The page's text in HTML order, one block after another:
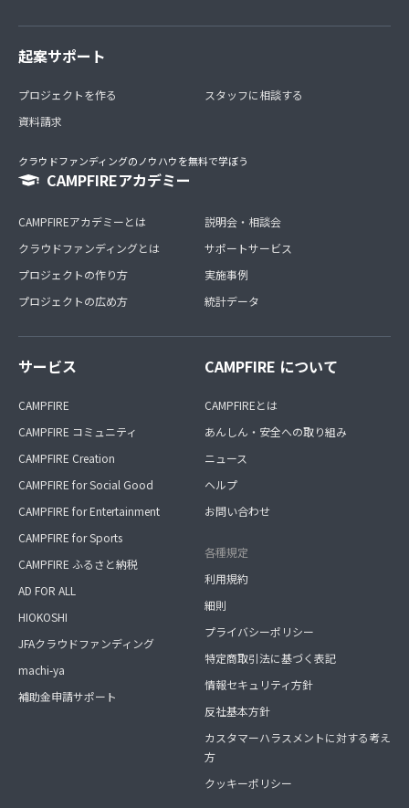
起案サポート
プロジェクトを作る
資料請求
スタッフに相談する
クラウドファンディングのノウハウを無料で学ぼう
CAMPFIREアカデミー
CAMPFIREアカデミーとは
クラウドファンディングとは
プロジェクトの作り方
プロジェクトの広め方
説明会・相談会
サポートサービス
実施事例
統計データ
サービス
CAMPFIRE
CAMPFIRE コミュニティ
CAMPFIRE Creation
CAMPFIRE for Social Good
CAMPFIRE for Entertainment
CAMPFIRE for Sports
CAMPFIRE ふるさと納税
AD FOR ALL
HIOKOSHI
JFAクラウドファンディング
machi-ya
補助金申請サポート
CAMPFIRE について
CAMPFIREとは
あんしん・安全への取り組み
ニュース
ヘルプ
お問い合わせ
各種規定
利用規約
細則
プライバシーポリシー
特定商取引法に基づく表記
情報セキュリティ方針
反社基本方針
カスタマーハラスメントに対する考え
方
クッキーポリシー